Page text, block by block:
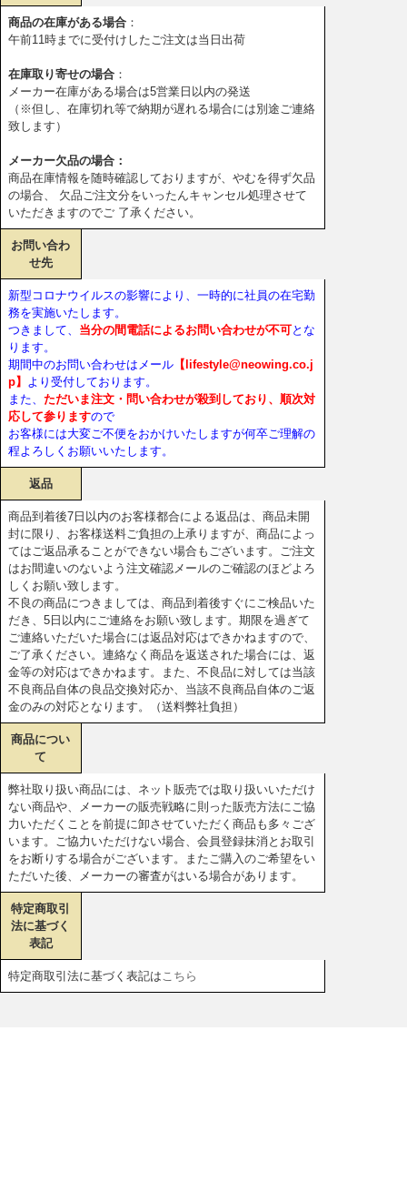
商品の在庫がある場合 ：
午前11時までに受付けしたご注文は当日出荷
在庫取り寄せの場合 ：
メーカー在庫がある場合は5営業日以内の発送
（※但し、在庫切れ等で納期が遅れる場合には別途ご連絡
致します）
メーカー欠品の場合：
商品在庫情報を随時確認しておりますが、やむを得ず欠品
の場合、 欠品ご注文分をいったんキャンセル処理させて
いただきますのでご 了承ください。
お問い合わ
せ先
新型コロナウイルスの影響により、一時的に社員の在宅勤
務を実施いたします。
つきまして、 当分の間電話によるお問い合わせが不可とな
ります。
期間中のお問い合わせはメール 【lifestyle@neowing.co.j
p】
より受付しております。
また、 ただいま注文・問い合わせが殺到しており、順次対
応して参りますので
お客様には大変ご不便をおかけいたしますが何卒ご理解の
程よろしくお願いいたします。
返品
商品到着後7日以内のお客様都合による返品は、商品未開
封に限り、お客様送料ご負担の上承りますが、商品によっ
てはご返品承ることができない場合もございます。ご注文
はお間違いのないよう注文確認メールのご確認のほどよろ
しくお願い致します。
不良の商品につきましては、商品到着後すぐにご検品いた
だき、5日以内にご連絡をお願い致します。期限を過ぎて
ご連絡いただいた場合には返品対応はできかねますので、
ご了承ください。連絡なく商品を返送された場合には、返
金等の対応はできかねます。また、不良品に対しては当該
不良商品自体の良品交換対応か、当該不良商品自体のご返
金のみの対応となります。（送料弊社負担）
商品につい
て
弊社取り扱い商品には、ネット販売では取り扱いいただけ
ない商品や、メーカーの販売戦略に則った販売方法にご協
力いただくことを前提に卸させていただく商品も多々ござ
います。ご協力いただけない場合、会員登録抹消とお取引
をお断りする場合がございます。またご購入のご希望をい
ただいた後、メーカーの審査がはいる場合があります。
特定商取引
法に基づく
表記
特定商取引法に基づく表記は こちら